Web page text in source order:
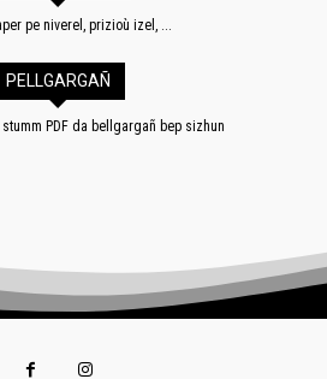
pe niverel, prizioù izel, ...
PELLGARGAÑ
PDF da bellgargañ bep sizhun